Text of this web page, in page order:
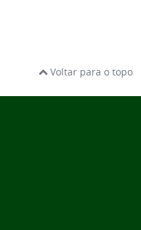
Voltar para o topo